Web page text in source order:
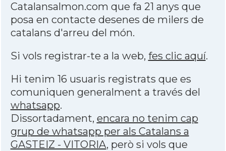
Catalansalmon.com que fa 21 anys que
posa en contacte desenes de milers de
catalans d'arreu del món.
Si vols registrar-te a la web, fes clic aquí.
Hi tenim 16 usuaris registrats que es
comuniquen generalment a través del
whatsapp.
Dissortadament, encara no tenim cap
grup de whatsapp per als Catalans a
GASTEIZ - VITORIA, però si vols que